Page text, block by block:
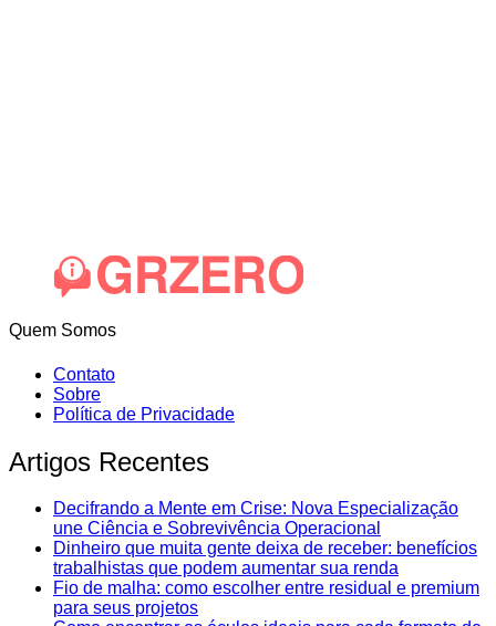
Quem Somos
Contato
Sobre
Política de Privacidade
Artigos Recentes
Decifrando a Mente em Crise: Nova Especialização
une Ciência e Sobrevivência Operacional
Dinheiro que muita gente deixa de receber: benefícios
trabalhistas que podem aumentar sua renda
Fio de malha: como escolher entre residual e premium
para seus projetos